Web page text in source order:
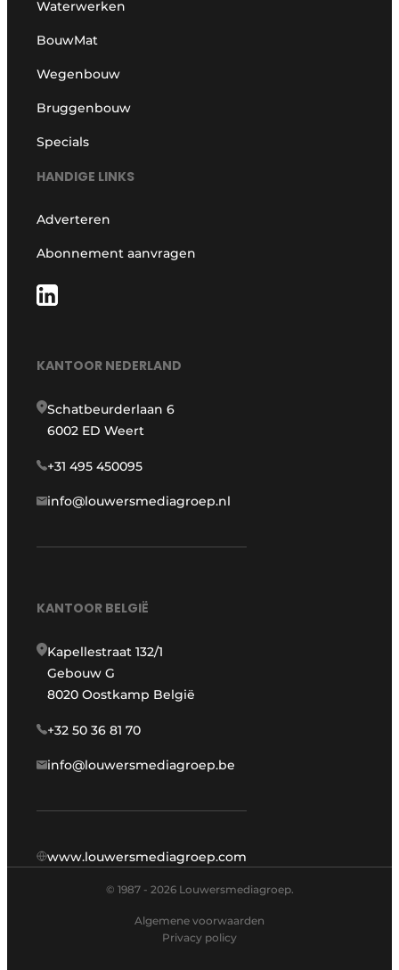
Waterwerken
BouwMat
Wegenbouw
Bruggenbouw
Specials
HANDIGE LINKS
Adverteren
Abonnement aanvragen
KANTOOR NEDERLAND
Schatbeurderlaan 6
6002 ED Weert
+31 495 450095
info@louwersmediagroep.nl
KANTOOR BELGIË
Kapellestraat 132/1
Gebouw G
8020 Oostkamp België
+32 50 36 81 70
info@louwersmediagroep.be
www.louwersmediagroep.com
© 1987 - 2026 Louwersmediagroep.
Algemene voorwaarden
Privacy policy